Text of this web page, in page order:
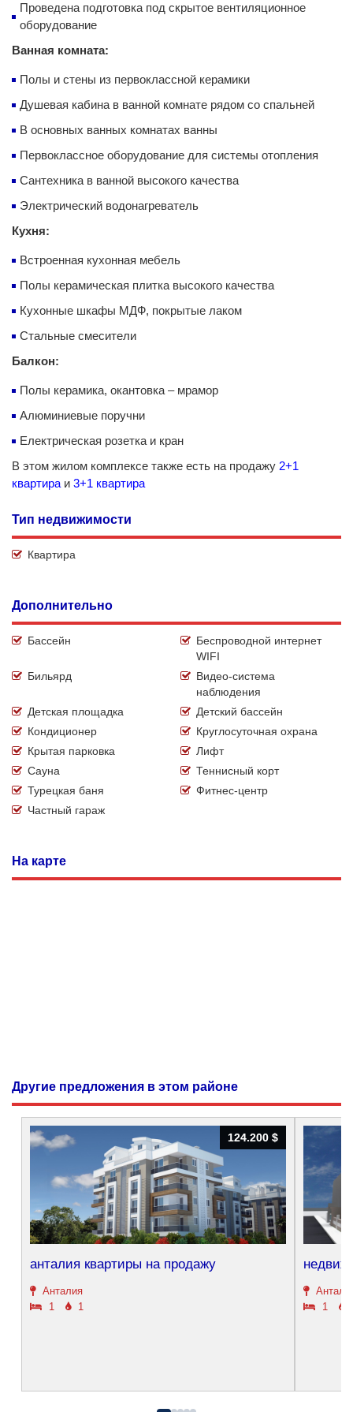
Проведена подготовка под скрытое вентиляционное
оборудование
Ванная комната:
Полы и стены из первоклассной керамики
Душевая кабина в ванной комнате рядом со спальней
В основных ванных комнатах ванны
Первоклассное оборудование для системы отопления
Сантехника в ванной высокого качества
Электрический водонагреватель
Кухня:
Встроенная кухонная мебель
Полы керамическая плитка высокого качества
Кухонные шкафы МДФ, покрытые лаком
Стальные смесители
Балкон:
Полы керамика, окантовка – мрамор
Алюминиевые поручни
Електрическая розетка и кран
В этом жилом комплексе также есть на продажу 2+1
квартира и 3+1 квартира
Тип недвижимости
Квартира
Дополнительно
Бассейн
Беспроводной интернет
WIFI
Бильярд
Видео-система
наблюдения
Детская площадка
Детский бассейн
Кондиционер
Круглосуточная охрана
Крытая парковка
Лифт
Сауна
Теннисный корт
Турецкая баня
Фитнес-центр
Частный гараж
На карте
Другие предложения в этом районе
анталия квартиры на продажу
Анталия
1
1
124.200 $
124.200 $
1